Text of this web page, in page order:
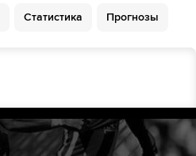
Гиоргос Масурас
Статистика Прогнозы